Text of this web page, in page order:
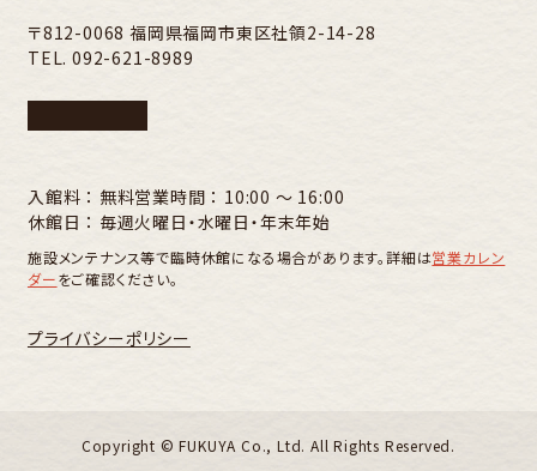
〒812-0068 福岡県福岡市東区社領2-14-28
TEL. 092-621-8989
入館料 ： 無料営業時間 ： 10:00 〜 16:00
休館日 ： 毎週火曜日・水曜日・年末年始
施設メンテナンス等で臨時休館になる場合があります。詳細は営業カレン
ダーをご確認ください。
プライバシーポリシー
Copyright ©︎ FUKUYA Co., Ltd. All Rights Reserved.